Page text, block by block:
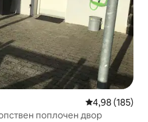
Просечна
4,98 (185)
поплочен двор